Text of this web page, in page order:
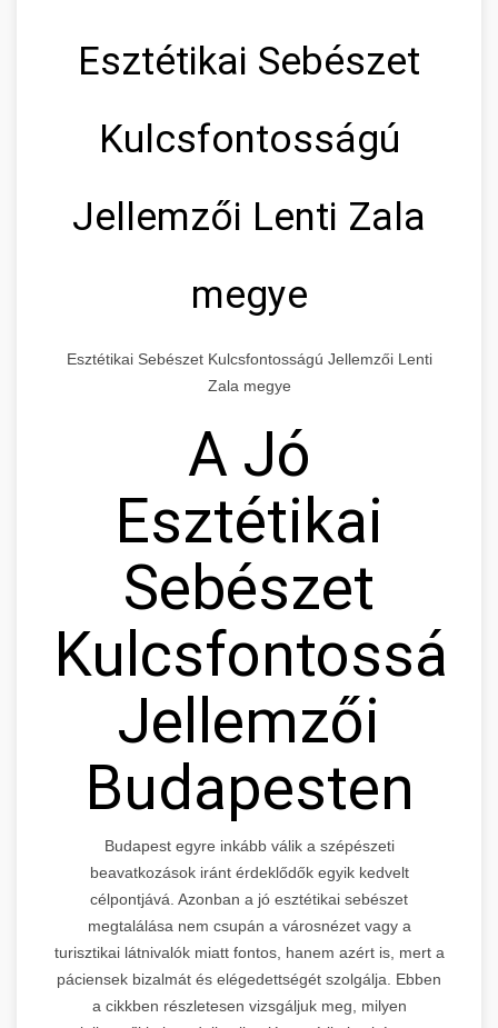
Esztétikai Sebészet
Kulcsfontosságú
Jellemzői Lenti Zala
megye
Esztétikai Sebészet Kulcsfontosságú Jellemzői Lenti
Zala megye
A Jó
Esztétikai
Sebészet
Jellemzői
Budapesten
Budapest egyre inkább válik a szépészeti
beavatkozások iránt érdeklődők egyik kedvelt
célpontjává. Azonban a jó esztétikai sebészet
megtalálása nem csupán a városnézet vagy a
turisztikai látnivalók miatt fontos, hanem azért is, mert a
páciensek bizalmát és elégedettségét szolgálja. Ebben
a cikkben részletesen vizsgáljuk meg, milyen